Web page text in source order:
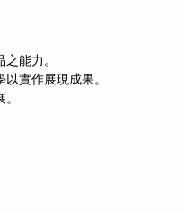
能力。
實作展現成果。